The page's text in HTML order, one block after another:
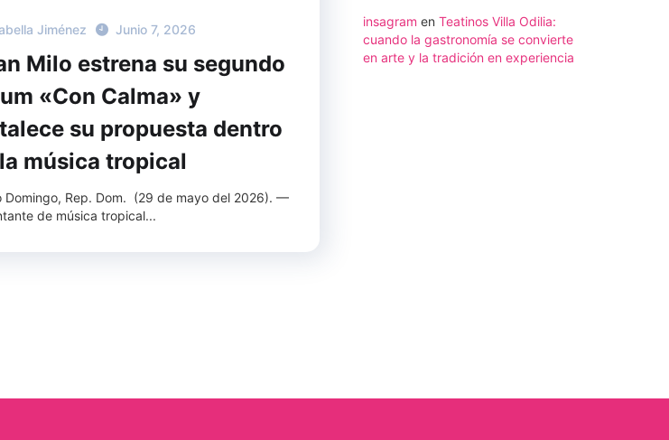
Jiménez Junio 7, 2026
Milo estrena su segundo
«Con Calma» y
su propuesta dentro
música tropical
Domingo, Rep. Dom. (29 de mayo del 2026). —
de música tropical...
insagram en Teatinos Villa Odilia:
cuando la gastronomía se convierte
en arte y la tradición en experiencia